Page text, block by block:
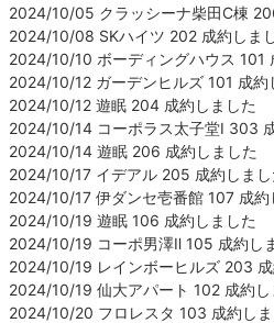
2024/10/05 クラッシーナ柴田C棟
2024/10/08 SKハイツ 202 成約しま
2024/10/10 ボーディングハウス 101
2024/10/12 ガーデンヒルズ 101 成約
2024/10/12 遊眠 204 成約しました
2024/10/14 コーポラス太子堂Ⅰ 303
2024/10/14 遊眠 206 成約しました
2024/10/17 イデアル 205 成約しまし
2024/10/17 伊ダンセ壱番館 107 成約
2024/10/19 遊眠 106 成約しました
2024/10/19 コーポ男澤Ⅱ 105 成約し
2024/10/19 レインボーヒルズ 203 成
2024/10/19 仙大アパート 102 成約し
2024/10/20 フロレスタ 103 成約しま